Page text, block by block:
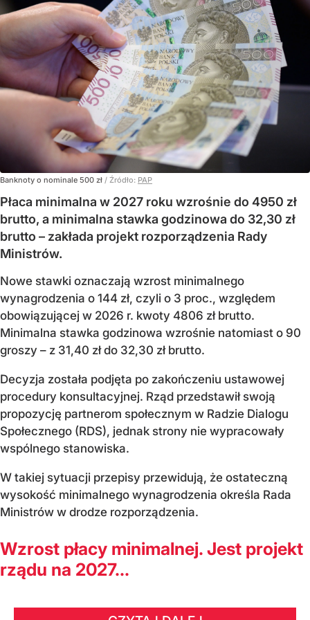
Banknoty o nominale 500 zł / Źródło: PAP
Płaca minimalna w 2027 roku wzrośnie do 4950 zł
brutto, a minimalna stawka godzinowa do 32,30 zł
brutto – zakłada projekt rozporządzenia Rady
Ministrów.
Nowe stawki oznaczają wzrost minimalnego
wynagrodzenia o 144 zł, czyli o 3 proc., względem
obowiązującej w 2026 r. kwoty 4806 zł brutto.
Minimalna stawka godzinowa wzrośnie natomiast o 90
groszy – z 31,40 zł do 32,30 zł brutto.
Decyzja została podjęta po zakończeniu ustawowej
procedury konsultacyjnej. Rząd przedstawił swoją
propozycję partnerom społecznym w Radzie Dialogu
Społecznego (RDS), jednak strony nie wypracowały
wspólnego stanowiska.
W takiej sytuacji przepisy przewidują, że ostateczną
wysokość minimalnego wynagrodzenia określa Rada
Ministrów w drodze rozporządzenia.
Wzrost płacy minimalnej. Jest projekt
rządu na 2027...